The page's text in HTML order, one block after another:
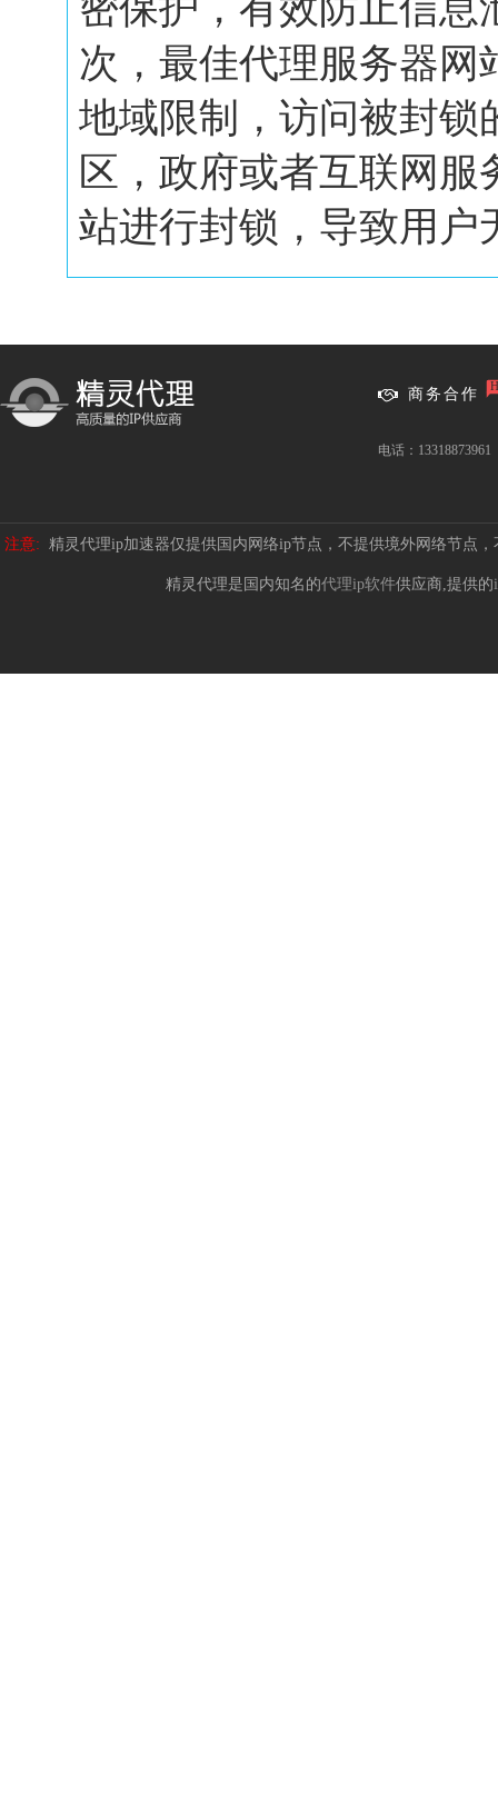
密保护，有效防止信
次，最佳代理服务器
地域限制，访问被封锁
区，政府或者互联网
站进行封锁，导致用户
商务合作
电话：13318873961
注意: 精灵代理ip加速器仅提供国内网络ip节点，不提供境外网络节点
精灵代理是国内知名的代理ip软件供应商,提供的